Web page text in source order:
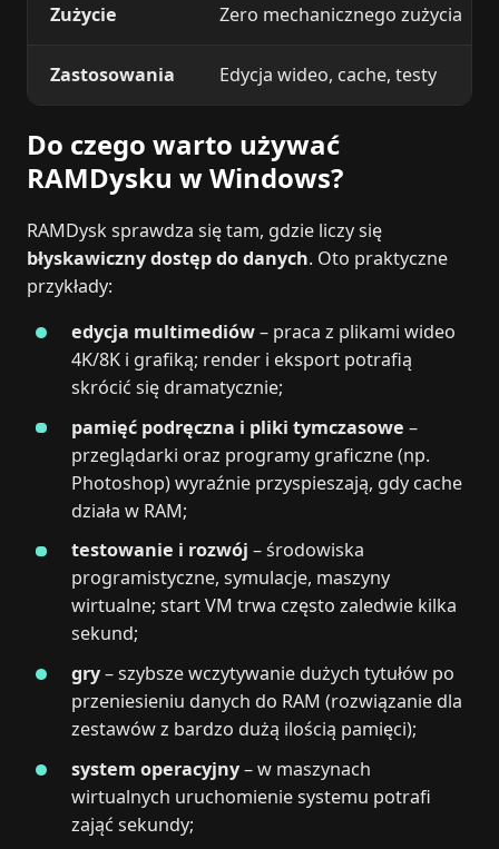
Zużycie Zero mechanicznego zużycia
Zastosowania Edycja wideo, cache, testy
Do czego warto używać
RAMDysku w Windows?
RAMDysk sprawdza się tam, gdzie liczy się
błyskawiczny dostęp do danych. Oto praktyczne
przykłady:
edycja multimediów– praca z plikami wideo
4K/8K i grafiką; render i eksport potrafią
skrócić się dramatycznie;
pamięć podręczna i pliki tymczasowe –
przeglądarki oraz programy graficzne (np.
Photoshop) wyraźnie przyspieszają, gdy cache
działa w RAM;
testowanie i rozwój – środowiska
programistyczne, symulacje, maszyny
wirtualne; start VM trwa często zaledwie kilka
sekund;
gry– szybsze wczytywanie dużych tytułów po
przeniesieniu danych do RAM (rozwiązanie dla
zestawów z bardzo dużą ilością pamięci);
system operacyjny– w maszynach
wirtualnych uruchomienie systemu potrafi
zająć sekundy;